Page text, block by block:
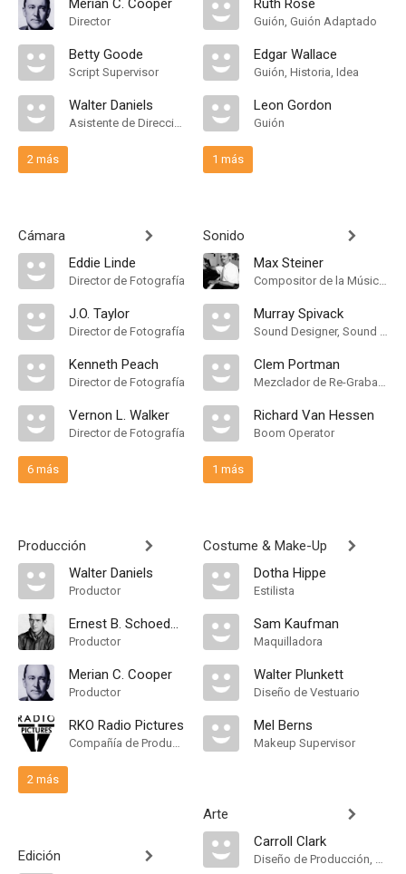
Merian C. Cooper
Director
Betty Goode
Script Supervisor
Walter Daniels
Asistente de Dirección
2 más
Cámara
Eddie Linde
Director de Fotografía
J.O. Taylor
Director de Fotografía
Kenneth Peach
Director de Fotografía
Vernon L. Walker
Director de Fotografía
6 más
Producción
Walter Daniels
Productor
Ernest B. Schoedsack
Productor
Merian C. Cooper
Productor
RKO Radio Pictures
Compañía de Produccion
2 más
Edición
Ruth Rose
Guión, Guión Adaptado
Edgar Wallace
Guión, Historia, Idea
Leon Gordon
Guión
1 más
Sonido
Max Steiner
Compositor de la Música Original
Murray Spivack
Sound Designer, Sound Effects
Clem Portman
Mezclador de Re-Grabación de Sonido
Richard Van Hessen
Boom Operator
1 más
Costume & Make-Up
Dotha Hippe
Estilista
Sam Kaufman
Maquilladora
Walter Plunkett
Diseño de Vestuario
Mel Berns
Makeup Supervisor
Arte
Carroll Clark
Diseño de Producción, Dirección Artística, Settings